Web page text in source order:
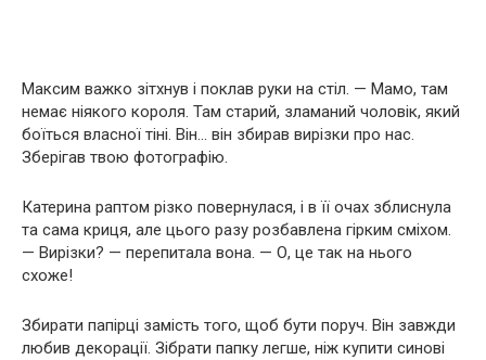
Максим важко зітхнув і поклав руки на стіл. — Мамо, там
немає ніякого короля. Там старий, зламаний чоловік, який
боїться власної тіні. Він… він збирав вирізки про нас.
Зберігав твою фотографію.
Катерина раптом різко повернулася, і в її очах зблиснула
та сама криця, але цього разу розбавлена гірким сміхом.
— Вирізки? — перепитала вона. — О, це так на нього
схоже!
Збирати папірці замість того, щоб бути поруч. Він завжди
любив декорації. Зібрати папку легше, ніж купити синові